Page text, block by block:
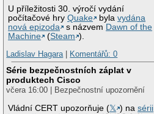
U příležitosti 30. výročí vydání
počítačové hryQuake bylavydána
nová epizoda
s názvem Dawn of the
Machine
(Steam ).
Ladislav Hagara| Komentářů: 0
Série bezpečnostních záplat v
produktech Cisco
včera 16:00 | Bezpečnostní upozornění
Vládní CERT upozorňuje (𝕏 ) nasérii